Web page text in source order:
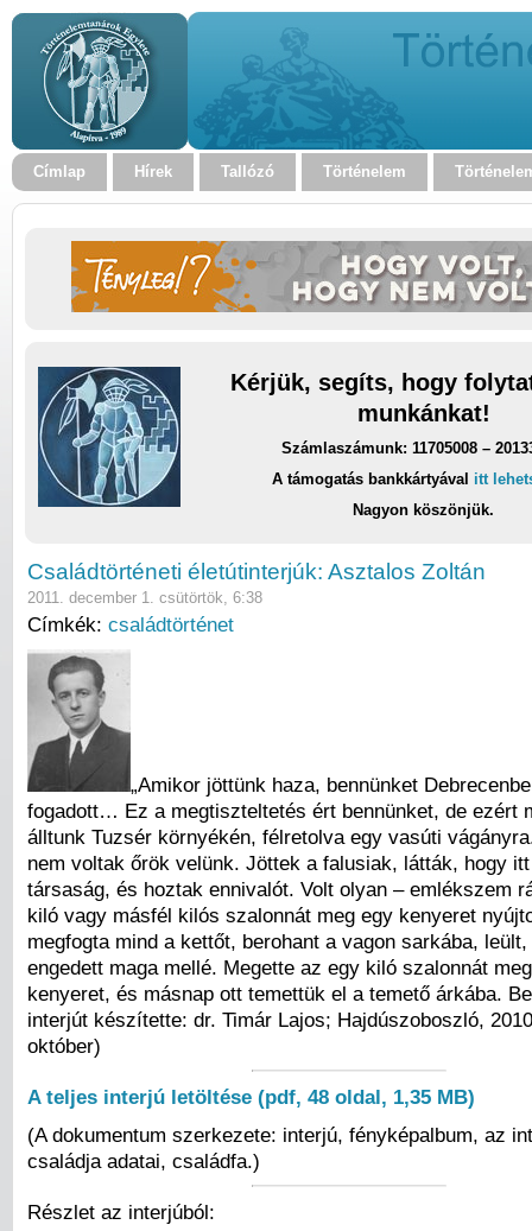
Címlap Hírek Tallózó Történelem
Kérjük, segíts, hogy
munkánkat!
Számlaszámunk: 11705008 –
A támogatás bankkártyával itt
Nagyon köszönjük.
Családtörténeti életútinterjúk: Asztalos Zoltán
2011. december 1. csütörtök, 6:38
Címkék: családtörténet
„Amikor jöttünk haza, bennünket
fogadott… Ez a megtiszteltetés ért bennünket, de ezért
álltunk Tuzsér környékén, félretolva egy vasúti
nem voltak őrök velünk. Jöttek a falusiak, látták, hogy
társaság, és hoztak ennivalót. Volt olyan – emlékszem
kiló vagy másfél kilós szalonnát meg egy kenyeret
megfogta mind a kettőt, berohant a vagon sarkába,
engedett maga mellé. Megette az egy kiló szalonnát
kenyeret, és másnap ott temettük el a temető árkába.
interjút készítette: dr. Timár Lajos; Hajdúszoboszló,
október)
A teljes interjú letöltése (pdf, 48 oldal, 1,35 MB)
(A dokumentum szerkezete: interjú, fényképalbum, az
családja adatai, családfa.)
Részlet az interjúból: